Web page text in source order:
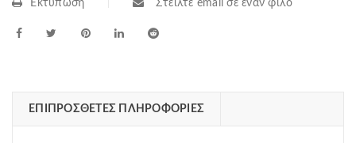
Εκτύπωση Στείλτε email σε έναν φίλο
ΕΠΙΠΡΌΣΘΕΤΕΣ ΠΛΗΡΟΦΟΡΊΕΣ